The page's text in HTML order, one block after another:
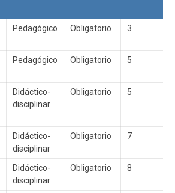
Pedagógico Obligatorio 3
Pedagógico Obligatorio 5
Didáctico-
disciplinar
Obligatorio 5
Didáctico-
disciplinar
Obligatorio 7
Didáctico-
disciplinar
Obligatorio 8